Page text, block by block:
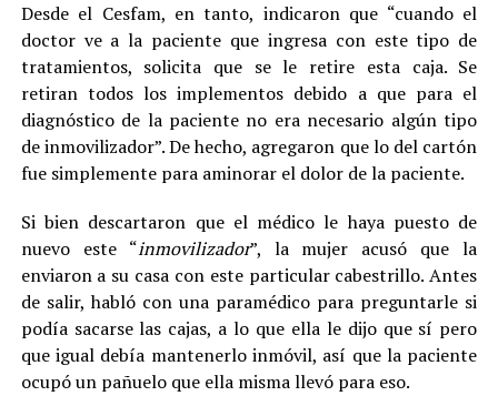
Desde el Cesfam, en tanto, indicaron que “cuando el
doctor ve a la paciente que ingresa con este tipo de
tratamientos, solicita que se le retire esta caja. Se
retiran todos los implementos debido a que para el
diagnóstico de la paciente no era necesario algún tipo
de inmovilizador”. De hecho, agregaron que lo del cartón
fue simplemente para aminorar el dolor de la paciente.
Si bien descartaron que el médico le haya puesto de
nuevo este “inmovilizador”, la mujer acusó que la
enviaron a su casa con este particular cabestrillo. Antes
de salir, habló con una paramédico para preguntarle si
podía sacarse las cajas, a lo que ella le dijo que sí pero
que igual debía mantenerlo inmóvil, así que la paciente
ocupó un pañuelo que ella misma llevó para eso.